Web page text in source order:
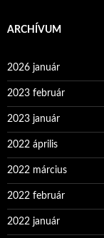
ARCHÍVUM
2026 január
2023 február
2023 január
2022 április
2022 március
2022 február
2022 január